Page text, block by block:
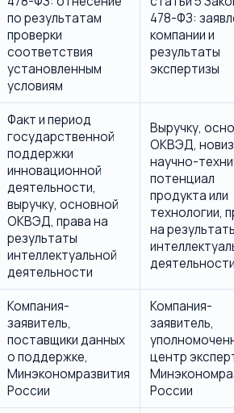
по результатам
проверки
соответствия
установленным
условиям
478-ФЗ:
компании и
результаты
экспертизы
Факт и период
государственной
поддержки
инновационной
деятельности,
выручку, основной
ОКВЭД, права на
результаты
интеллектуальной
деятельности
Выручку,
ОКВЭД,
научно-
потенциал
продукта или
технологии,
на
Компания-
заявитель,
поставщики данных
о поддержке,
Минэкономразвития
России
Компания-
заявитель,
центр
России